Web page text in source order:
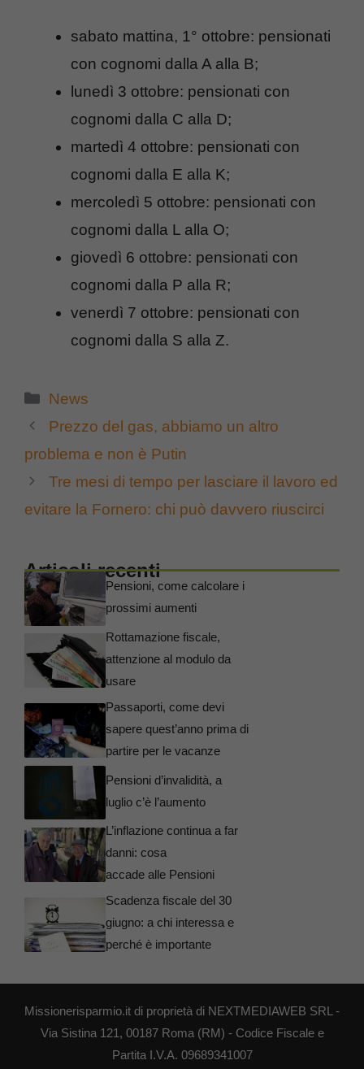
sabato mattina, 1° ottobre: pensionati
con cognomi dalla A alla B;
lunedì 3 ottobre: pensionati con
cognomi dalla C alla D;
martedì 4 ottobre: pensionati con
cognomi dalla E alla K;
mercoledì 5 ottobre: pensionati con
cognomi dalla L alla O;
giovedì 6 ottobre: pensionati con
cognomi dalla P alla R;
venerdì 7 ottobre: pensionati con
cognomi dalla S alla Z.
Categorie
News
Prezzo del gas, abbiamo un altro
problema e non è Putin
Tre mesi di tempo per lasciare il lavoro ed
evitare la Fornero: chi può davvero riuscirci
Articoli recenti
Pensioni, come calcolare i
prossimi aumenti
Rottamazione fiscale,
attenzione al modulo da
usare
Passaporti, come devi
sapere quest’anno prima di
partire per le vacanze
Pensioni d’invalidità, a
luglio c’è l’aumento
L’inflazione continua a far
danni: cosa
accade alle Pensioni
Scadenza fiscale del 30
giugno: a chi interessa e
perché è importante
Missionerisparmio.it di proprietà di NEXTMEDIAWEB SRL -
Via Sistina 121, 00187 Roma (RM) - Codice Fiscale e
Partita I.V.A. 09689341007